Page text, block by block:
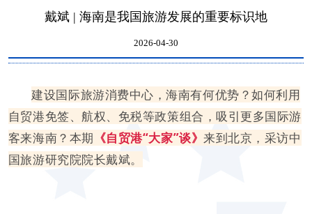
戴斌 | 海南是我国旅游发展的重要标识地
2026-04-30
建设国际旅游消费中心，海南有何优势？如何利用
自贸港免签、航权、免税等政策组合，吸引更多国际游
客来海南？本期 《自贸港“大家”谈》来到北京，采访中
国旅游研究院院长戴斌。